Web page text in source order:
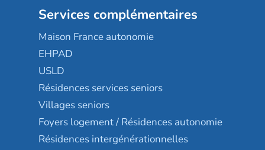
Services complémentaires
Maison France autonomie
EHPAD
USLD
Résidences services seniors
Villages seniors
Foyers logement / Résidences autonomie
Résidences intergénérationnelles